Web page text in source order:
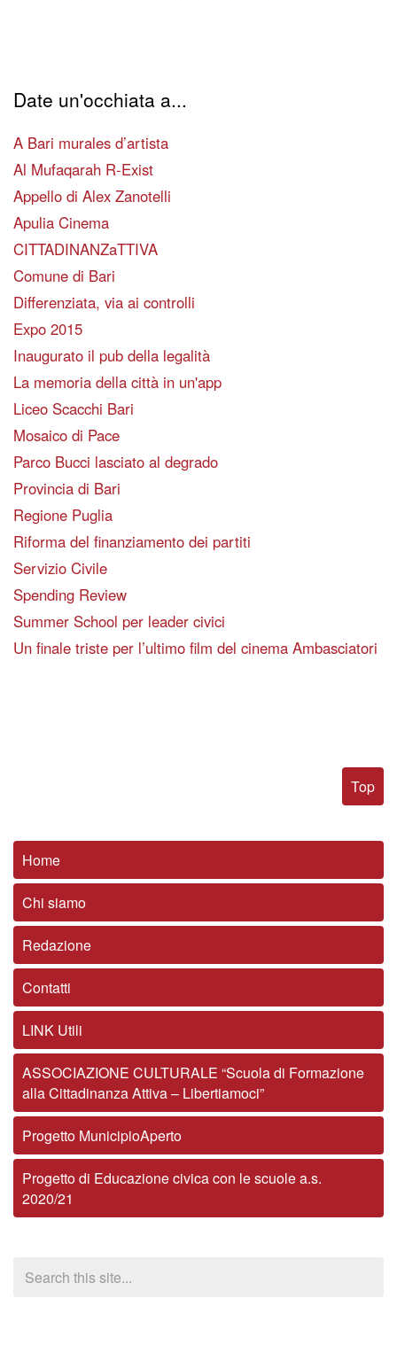
Date un'occhiata a...
A Bari murales d’artista
Al Mufaqarah R-Exist
Appello di Alex Zanotelli
Apulia Cinema
CITTADINANZaTTIVA
Comune di Bari
Differenziata, via ai controlli
Expo 2015
Inaugurato il pub della legalità
La memoria della città in un'app
Liceo Scacchi Bari
Mosaico di Pace
Parco Bucci lasciato al degrado
Provincia di Bari
Regione Puglia
Riforma del finanziamento dei partiti
Servizio Civile
Spending Review
Summer School per leader civici
Un finale triste per l’ultimo film del cinema Ambasciatori
Top
Home
Chi siamo
Redazione
Contatti
LINK Utili
ASSOCIAZIONE CULTURALE “Scuola di Formazione
alla Cittadinanza Attiva – Libertiamoci”
Progetto MunicipioAperto
Progetto di Educazione civica con le scuole a.s.
2020/21